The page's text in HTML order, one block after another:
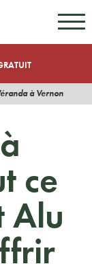
à Vernon
ce
Alu